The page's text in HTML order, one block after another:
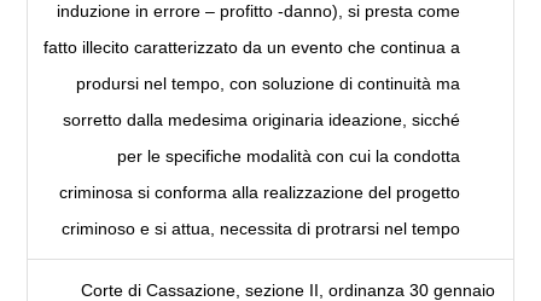
induzione in errore – profitto -danno), si presta come
fatto illecito caratterizzato da un evento che continua a
prodursi nel tempo, con soluzione di continuità ma
sorretto dalla medesima originaria ideazione, sicché
per le specifiche modalità con cui la condotta
criminosa si conforma alla realizzazione del progetto
criminoso e si attua, necessita di protrarsi nel tempo
Corte di Cassazione, sezione II, ordinanza 30 gennaio